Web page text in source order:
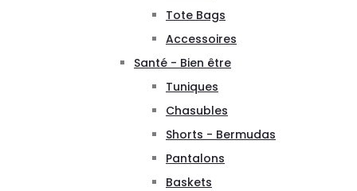
Tote Bags
Accessoires
Santé - Bien être
Tuniques
Chasubles
Shorts - Bermudas
Pantalons
Baskets